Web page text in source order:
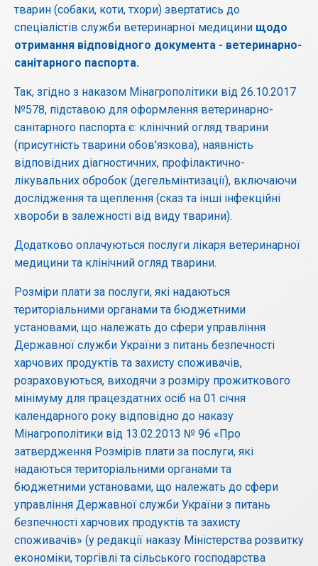
тварин (собаки, коти, тхори) звертатись до
спеціалістів служби ветеринарної медицини щодо
отримання відповідного документа - ветеринарно-
санітарного паспорта.
Так, згідно з наказом Мінагрополітики від 26.10.2017
№578, підставою для оформлення ветеринарно-
санітарного паспорта є: клінічний огляд тварини
(присутність тварини обов'язкова), наявність
відповідних діагностичних, профілактично-
лікувальних обробок (дегельмінтизації), включаючи
дослідження та щеплення (сказ та інші інфекційні
хвороби в залежності від виду тварини).
Додатково оплачуються послуги лікаря ветеринарної
медицини та клінічний огляд тварини.
Розміри плати за послуги, які надаються
територіальними органами та бюджетними
установами, що належать до сфери управління
Державної служби України з питань безпечності
харчових продуктів та захисту споживачів,
розраховуються, виходячи з розміру прожиткового
мінімуму для працездатних осіб на 01 січня
календарного року відповідно до наказу
Мінагрополітики від 13.02.2013 № 96 «Про
затвердження Розмірів плати за послуги, які
надаються територіальними органами та
бюджетними установами, що належать до сфери
управління Державної служби України з питань
безпечності харчових продуктів та захисту
споживачів» (у редакції наказу Міністерства розвитку
економіки, торгівлі та сільського господарства